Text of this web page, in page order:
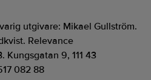
utgivare: Mikael Gullström.
Relevance
Kungsgatan 9, 111 43
082 88